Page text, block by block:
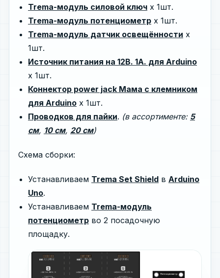
Trema-модуль cиловой ключ х 1шт.
Trema-модуль потенциометр х 1шт.
Trema-модуль датчик освещённости х
1шт.
Источник питания на 12В. 1А. для Arduino
х 1шт.
Коннектор power jack Мама с клемником
для Arduino х 1шт.
Проводков для пайки. (в ассортименте: 5
см, 10 см, 20 см)
Схема сборки:
Устанавливаем Trema Set Shield в Arduino
Uno.
Устанавливаем Trema-модуль
потенциометр во 2 посадочную
площадку.